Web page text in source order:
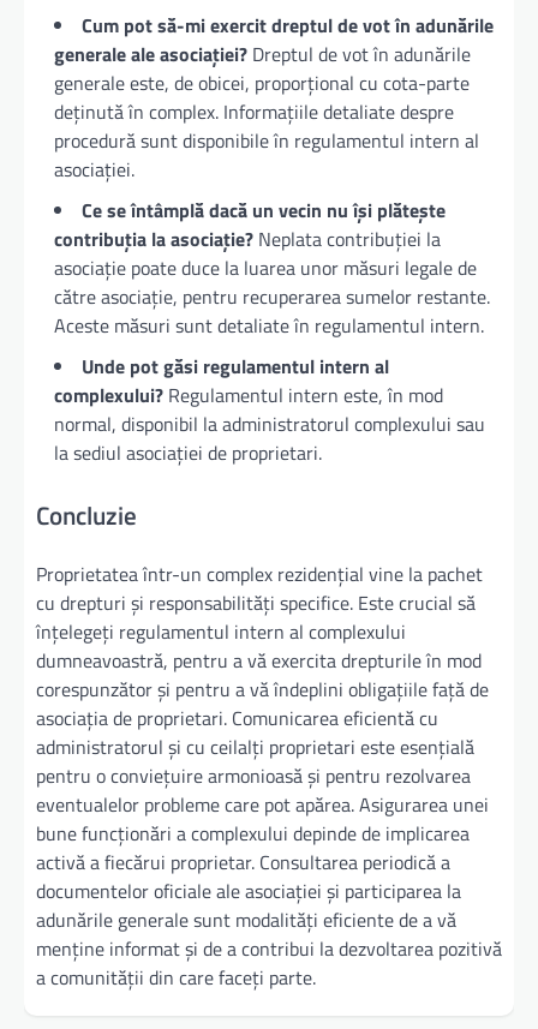
Cum pot să-mi exercit dreptul de vot în adunările
generale ale asociației? Dreptul de vot în adunările
generale este, de obicei, proporțional cu cota-parte
deținută în complex. Informațiile detaliate despre
procedură sunt disponibile în regulamentul intern al
asociației.
Ce se întâmplă dacă un vecin nu își plătește
contribuția la asociație? Neplata contribuției la
asociație poate duce la luarea unor măsuri legale de
către asociație, pentru recuperarea sumelor restante.
Aceste măsuri sunt detaliate în regulamentul intern.
Unde pot găsi regulamentul intern al
complexului? Regulamentul intern este, în mod
normal, disponibil la administratorul complexului sau
la sediul asociației de proprietari.
Concluzie
Proprietatea într-un complex rezidențial vine la pachet
cu drepturi și responsabilități specifice. Este crucial să
înțelegeți regulamentul intern al complexului
dumneavoastră, pentru a vă exercita drepturile în mod
corespunzător și pentru a vă îndeplini obligațiile față de
asociația de proprietari. Comunicarea eficientă cu
administratorul și cu ceilalți proprietari este esențială
pentru o conviețuire armonioasă și pentru rezolvarea
eventualelor probleme care pot apărea. Asigurarea unei
bune funcționări a complexului depinde de implicarea
activă a fiecărui proprietar. Consultarea periodică a
documentelor oficiale ale asociației și participarea la
adunările generale sunt modalități eficiente de a vă
menține informat și de a contribui la dezvoltarea pozitivă
a comunității din care faceți parte.